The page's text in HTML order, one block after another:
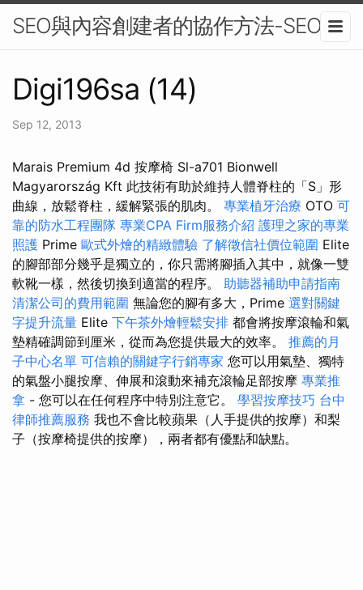
SEO與內容創建者的協作方法-SEO
Digi196sa (14)
Sep 12, 2013
Marais Premium 4d 按摩椅 Sl-a701 Bionwell
Magyarország Kft 此技術有助於維持人體脊柱的「S」形
曲線，放鬆脊柱，緩解緊張的肌肉。 專業植牙治療 OTO 可
靠的防水工程團隊 專業CPA Firm服務介紹 護理之家的專業
照護 Prime 歐式外燴的精緻體驗 了解徵信社價位範圍 Elite
的腳部部分幾乎是獨立的，你只需將腳插入其中，就像一雙
軟靴一樣，然後切換到適當的程序。 助聽器補助申請指南
清潔公司的費用範圍 無論您的腳有多大，Prime 選對關鍵
字提升流量 Elite 下午茶外燴輕鬆安排 都會將按摩滾輪和氣
墊精確調節到厘米，從而為您提供最大的效率。 推薦的月
子中心名單 可信賴的關鍵字行銷專家 您可以用氣墊、獨特
的氣盤小腿按摩、伸展和滾動來補充滾輪足部按摩 專業推
拿 - 您可以在任何程序中特別注意它。 學習按摩技巧 台中
律師推薦服務 我也不會比較蘋果（人手提供的按摩）和梨
子（按摩椅提供的按摩），兩者都有優點和缺點。